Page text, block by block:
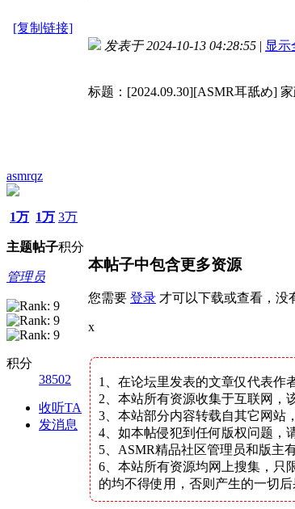
[复制链接]
asmrqz
1万
主题
1万
帖子
3万
积分
管理员
积分
38502
收听TA
发消息
发表于 2024-10-13 04:28:55 | 显示
标题：[2024.09.30][ASMR耳舐め]
本帖子中包含更多资源
您需要 登录 才可以下载或查看，没
x
1、在论坛里发表的文章仅代表作
2、本站所有资源收集于互联网，
3、本站部分内容转载自其它网站
4、如本帖侵犯到任何版权问题，
5、ASMR精品社区管理员和版主
6、本站所有资源均网上搜集，只
的均不得使用，否则产生的一切